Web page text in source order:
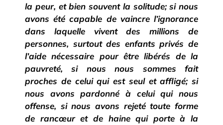
la peur, et bien souvent la solitude; si nous
avons été capable de vaincre l’ignorance
dans laquelle vivent des millions de
personnes, surtout des enfants privés de
l’aide nécessaire pour être libérés de la
pauvreté, si nous nous sommes fait
proches de celui qui est seul et affligé; si
nous avons pardonné à celui qui nous
offense, si nous avons rejeté toute forme
de rancœur et de haine qui porte à la